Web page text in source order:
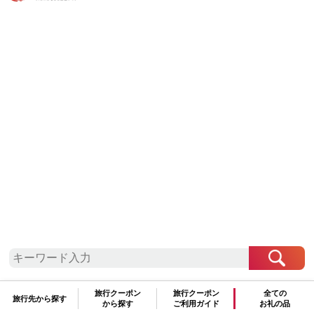
旅行先から探す
旅行クーポン
から探す
旅行クーポン
ご利用ガイド
全ての
お礼の品
個 詰合せ （24個） 錦玉菓
子 和菓子 ゼリー 和三盆
す【柚子】セット